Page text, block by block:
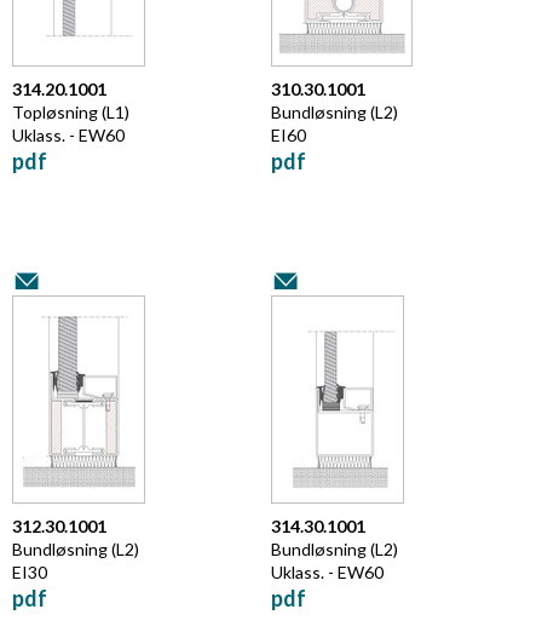
314.20.1001
Topløsning (L1)
Uklass. - EW60
pdf
310.30.1001
Bundløsning (L2)
EI60
pdf
312.30.1001
Bundløsning (L2)
EI30
pdf
314.30.1001
Bundløsning (L2)
Uklass. - EW60
pdf